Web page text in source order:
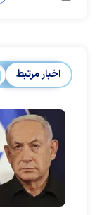
اخبار مرتبط